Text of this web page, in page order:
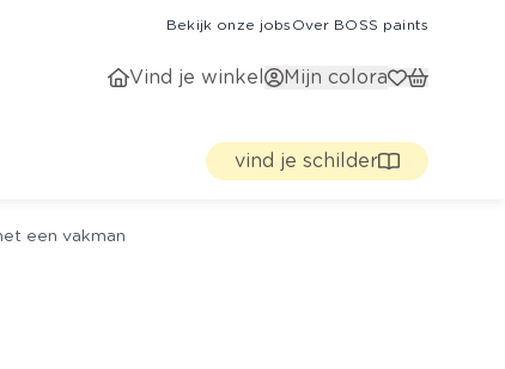
Bekijk onze jobs Over BOSS paints
Vind je winkel Mijn colora
vind je schilder
een vakman